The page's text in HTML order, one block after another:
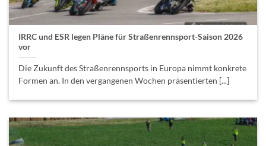
IRRC und ESR legen Pläne für Straßenrennsport-Saison 2026
vor
Die Zukunft des Straßenrennsports in Europa nimmt konkrete
Formen an. In den vergangenen Wochen präsentierten [...]